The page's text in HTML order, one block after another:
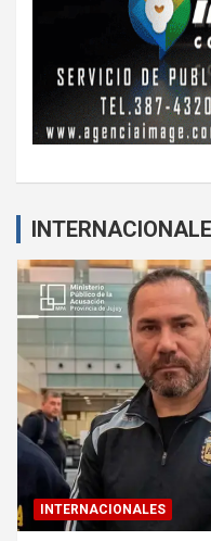
INTERNACIONALES